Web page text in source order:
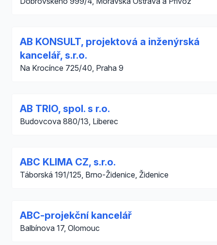
AB KONSULT, projektová a inženýrská
kancelář, s.r.o.
Na Krocínce 725/40, Praha 9
AB TRIO, spol. s r.o.
Budovcova 880/13, Liberec
ABC KLIMA CZ, s.r.o.
Táborská 191/125, Brno-Židenice, Židenice
ABC-projekční kancelář
Balbínova 17, Olomouc